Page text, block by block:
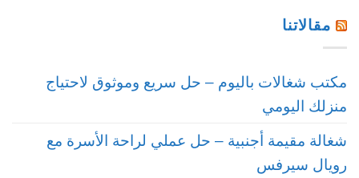
مقالاتنا
مكتب شغالات باليوم – حل سريع وموثوق لاحتياج
منزلك اليومي
شغالة مقيمة أجنبية – حل عملي لراحة الأسرة مع
رويال سيرفس